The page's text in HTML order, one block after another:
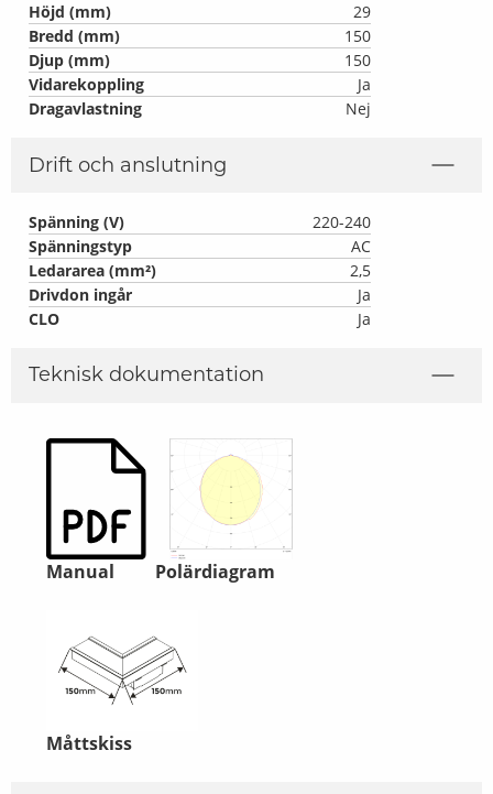
Höjd (mm)
29
Bredd (mm)
150
Djup (mm)
150
Vidarekoppling
Ja
Dragavlastning
Nej
Drift och anslutning
Spänning (V)
220-240
Spänningstyp
AC
Ledararea (mm²)
2,5
Drivdon ingår
Ja
CLO
Ja
Teknisk dokumentation
Manual Polärdiagram
Måttskiss